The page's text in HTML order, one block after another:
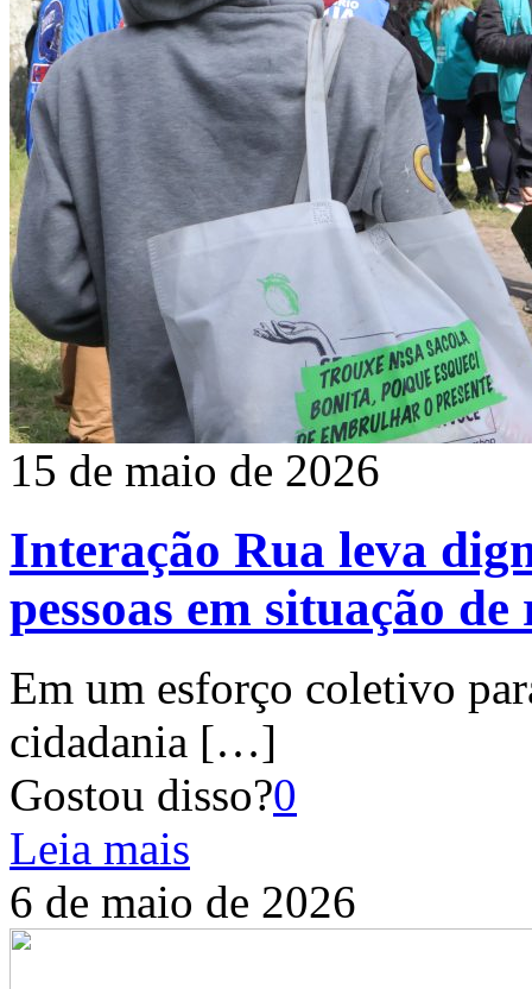
15 de maio de 2026
Interação Rua leva
pessoas em situação
Em um esforço coletivo
cidadania […]
Gostou disso?0
Leia mais
6 de maio de 2026